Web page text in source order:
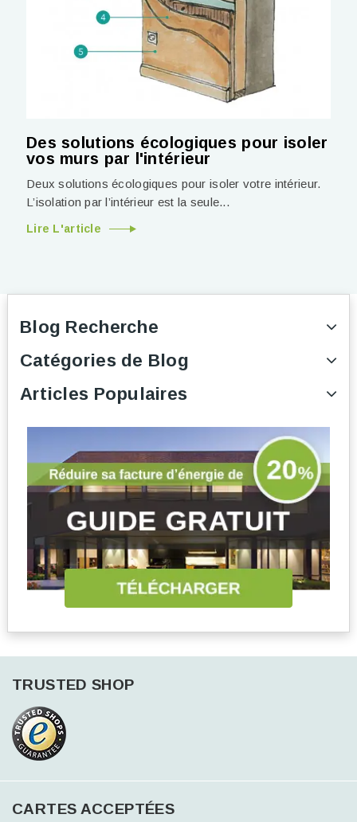
Des solutions écologiques pour isoler
vos murs par l'intérieur
Deux solutions écologiques pour isoler votre intérieur.
L’isolation par l’intérieur est la seule...
Lire L'article
Blog Recherche
Catégories de Blog
Articles Populaires
TRUSTED SHOP
CARTES ACCEPTÉES